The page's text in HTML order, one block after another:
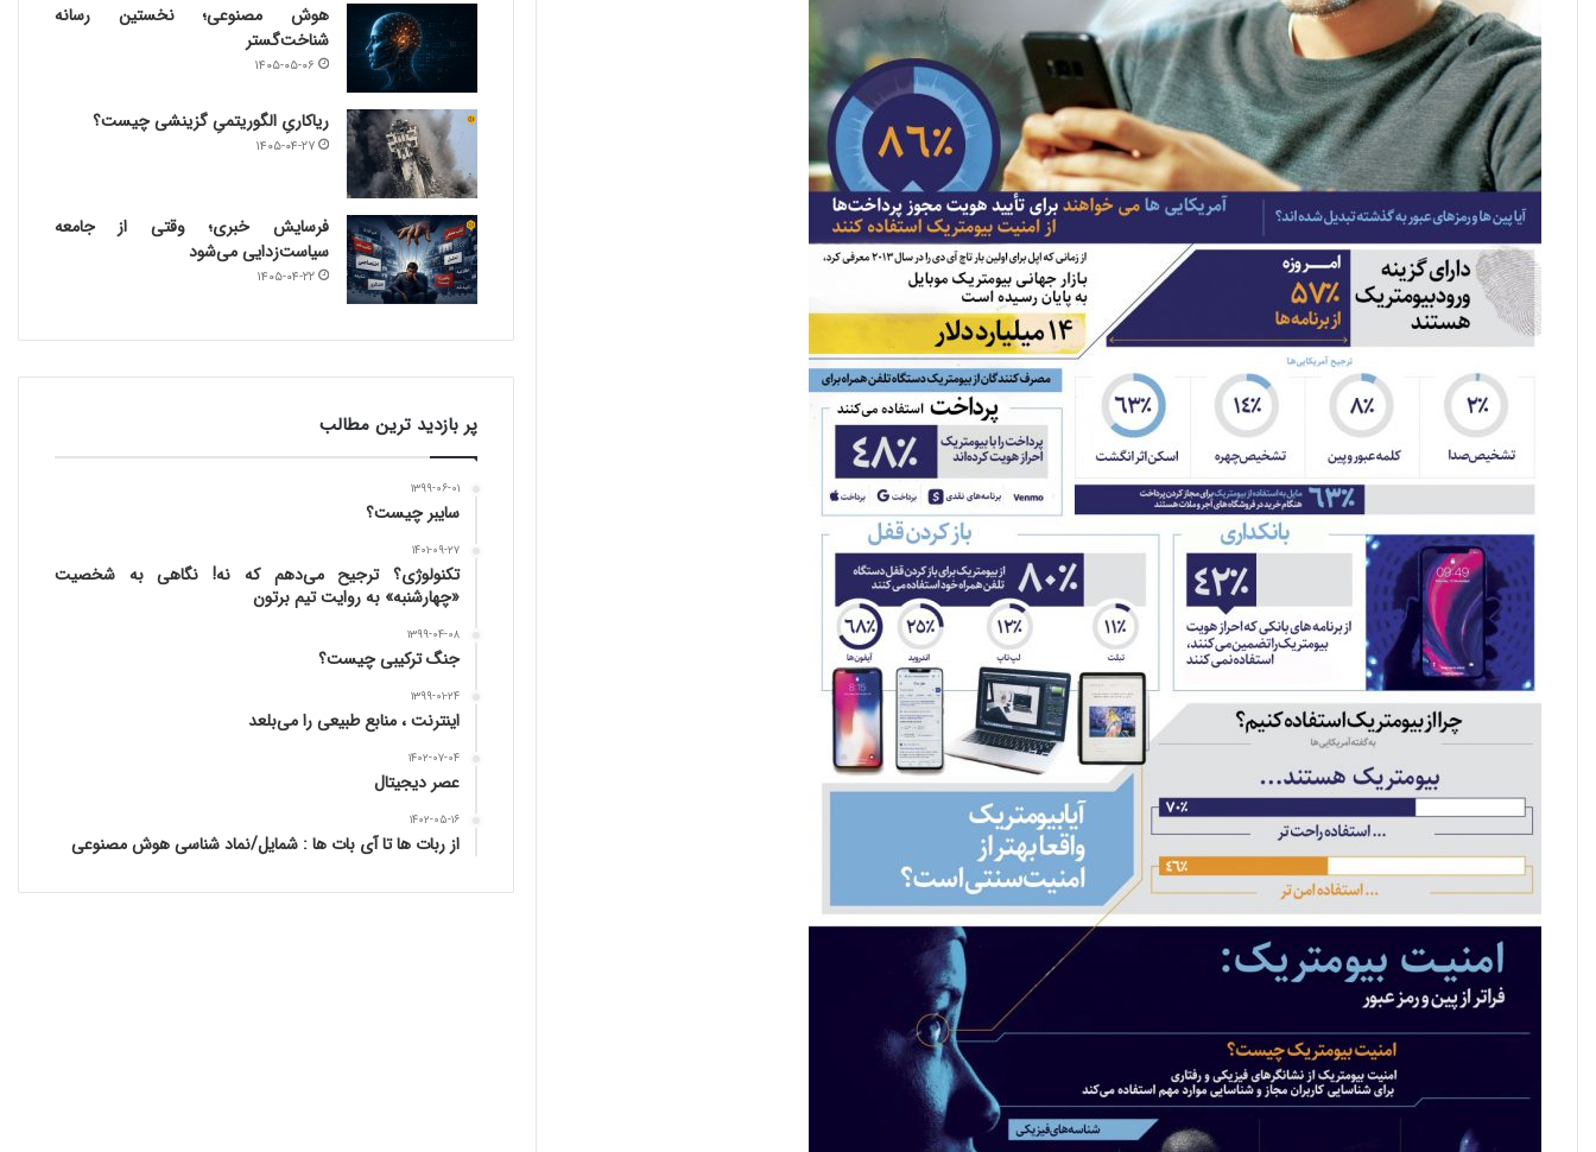
هوش مصنوعی؛ نخستین رسانه
شناخت‌گستر
۱۴۰۵-۰۵-۰۶
ریاکاریِ الگوریتمیِ گزینشی چیست؟
۱۴۰۵-۰۴-۲۷
فرسایش خبری؛ وقتی از جامعه
سیاست‌زدایی می‌شود
۱۴۰۵-۰۴-۲۲
پر بازدید ترین مطالب
۱۳۹۹-۰۶-۰۱
سایبر چیست؟
۱۴۰۱-۰۹-۲۷
تکنولوژی؟ ترجیح می‌دهم که نه! نگاهی به شخصیت
«چهارشنبه» به روایت تیم برتون
۱۳۹۹-۰۴-۰۸
جنگ ترکیبی چیست؟
۱۳۹۹-۰۱-۲۴
اینترنت ، منابع طبیعی را می‌بلعد
۱۴۰۲-۰۷-۰۴
عصر دیجیتال
۱۴۰۲-۰۵-۱۶
از ربات ها تا آی بات ها : شمایل/نماد شناسی هوش مصنوعی